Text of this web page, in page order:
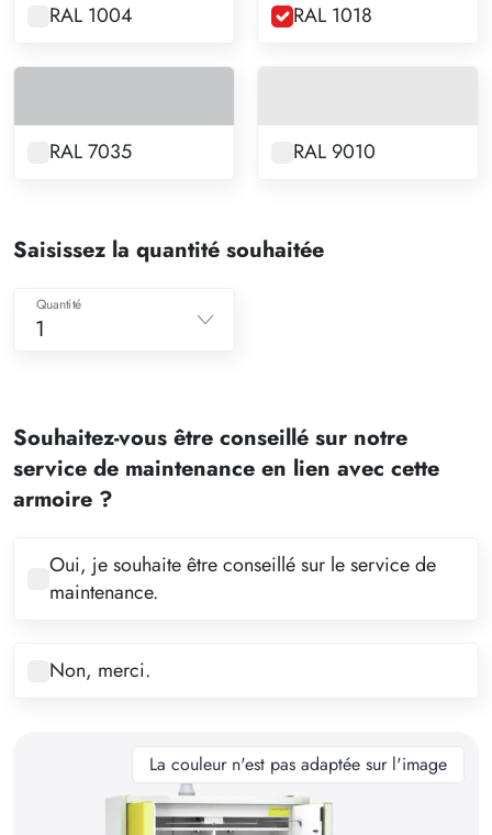
RAL 1004 RAL 1018
RAL 7035 RAL 9010
Saisissez la quantité souhaitée
1
3
4
6
7
9
Quantité
Souhaitez-vous être conseillé sur notre
service de maintenance en lien avec cette
armoire ?
Oui, je souhaite être conseillé sur le service de
maintenance.
Non, merci.
La couleur n'est pas adaptée sur l'image